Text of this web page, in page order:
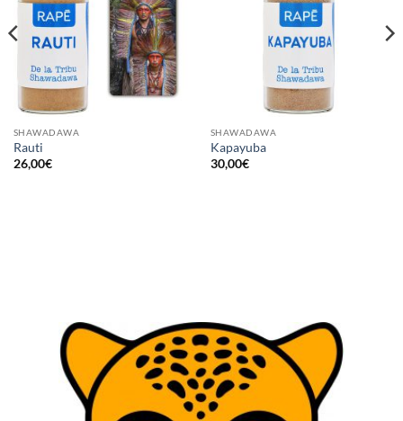
SHAWADAWA
Rauti
26,00€
SHAWADAWA
Kapayuba
30,00€